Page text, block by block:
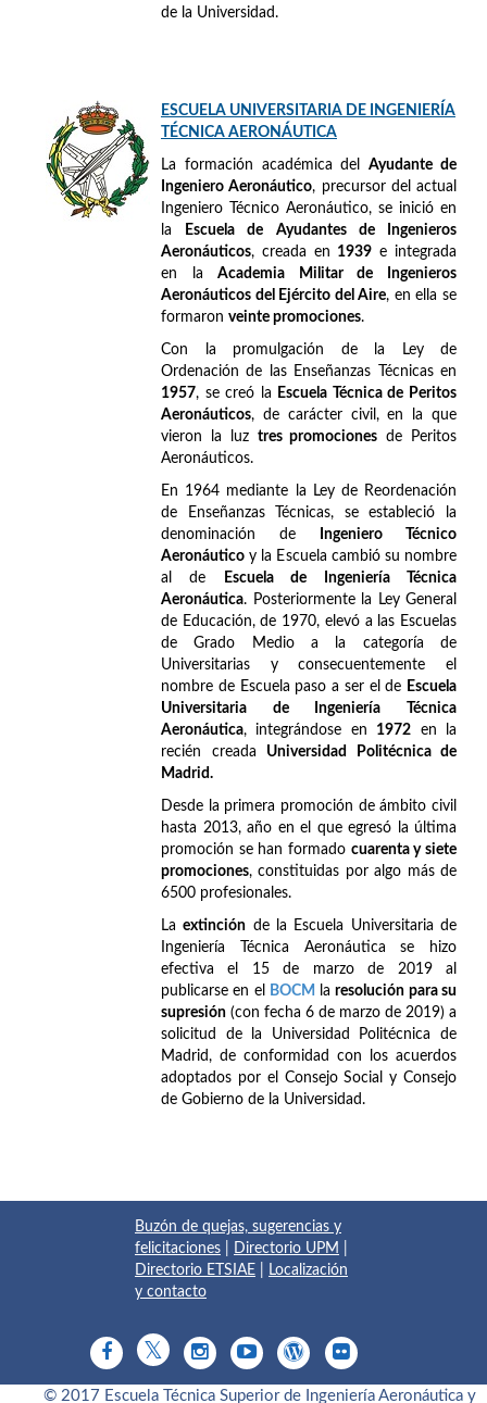
de la Universidad.
ESCUELA UNIVERSITARIA DE INGENIERÍA
TÉCNICA AERONÁUTICA
La formación académica delAyudante de
Ingeniero Aeronáutico, precursor del actual
Ingeniero Técnico Aeronáutico, se inició en
la
Escuela de Ayudantes de Ingenieros
Aeronáuticos, creada en 1939 e integrada
en laAcademia Militar de Ingenieros
Aeronáuticos del Ejército del Aire, en ella se
formaron veinte promociones.
Con la promulgación de la Ley de
Ordenación de las Enseñanzas Técnicas en
1957, se creó la
Escuela Técnica de Peritos
Aeronáuticos, de carácter civil, en la que
vieron la luz tres promociones de Peritos
Aeronáuticos.
En 1964 mediante la Ley de Reordenación
de Enseñanzas Técnicas, se estableció la
denominación de
Ingeniero Técnico
Aeronáutico y la Escuela cambió su nombre
al de
Escuela de Ingeniería Técnica
Aeronáutica. Posteriormente la Ley General
de Educación, de 1970, elevó a las Escuelas
de Grado Medio a la categoría de
Universitarias y consecuentemente el
nombre de Escuela paso a ser el de Escuela
Universitaria de Ingeniería Técnica
Aeronáutica, integrándose en 1972 en la
recién creada Universidad Politécnica de
Madrid.
Desde la primera promoción de ámbito civil
hasta 2013, año en el que egresó la última
promoción se han formado cuarenta y siete
promociones, constituidas por algo más de
6500 profesionales.
Laextinción de la Escuela Universitaria de
Ingeniería Técnica Aeronáutica se hizo
efectiva el 15 de marzo de 2019 al
publicarse en el
BOCM laresolución para su
supresión (con fecha 6 de marzo de 2019) a
solicitud de la Universidad Politécnica de
Madrid, de conformidad con los acuerdos
adoptados por el Consejo Social y Consejo
de Gobierno de la Universidad.
Buzón de quejas, sugerencias y
felicitaciones
Directorio UPM
Directorio ETSIAE
Localización
y contacto
© 2017 Escuela Técnica Superior de Ingeniería Aeronáutica y